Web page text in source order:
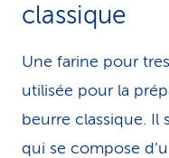
classique
Une farine pour
utilisée pour la
beurre classique. Il
qui se compose